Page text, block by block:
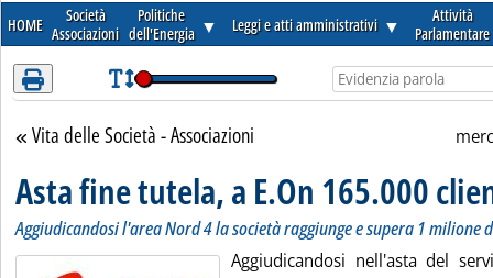
HOME
Società
Associazioni
Politiche
dell'Energia ▼ Leggi e atti amministrativi ▼
Attività
Parlamentare
Torna alla sezione
Vita delle Società - Associazioni
Asta fine tutela, a E.On 165.000
Aggiudicandosi l'area Nord 4 la società raggiunge e supera 1 milione
Aggiudicandosi nell'asta del